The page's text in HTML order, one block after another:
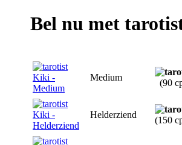
Bel nu met
Medium
(90
Helderziend
(150